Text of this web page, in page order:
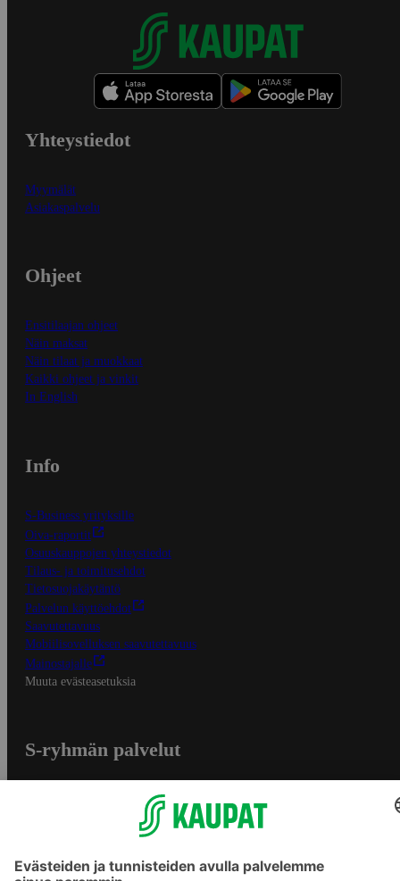
Yhteystiedot
Myymälät
Asiakaspalvelu
Ohjeet
Ensitilaajan ohjeet
Näin maksat
Näin tilaat ja muokkaat
Kaikki ohjeet ja vinkit
In English
Info
S-Business yrityksille
Oiva-raportit
Osuuskauppojen yhteystiedot
Tilaus- ja toimitusehdot
Tietosuojakäytäntö
Palvelun käyttöehdot
Saavutettavuus
Mobiilisovelluksen saavutettavuus
Mainostajalle
Muuta evästeasetuksia
S-ryhmän palvelut
Yhteishyvä Ruoka -sovellus
S-ostoslista -sovellus